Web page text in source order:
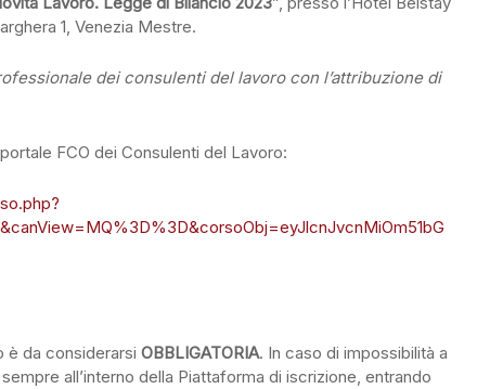
1, Venezia Mestre.
dei consulenti del lavoro con l’attribuzione di
FCO dei Consulenti del Lavoro:
è da considerarsi OBBLIGATORIA. In caso di impossibilità a
all’interno della Piattaforma di iscrizione, entrando